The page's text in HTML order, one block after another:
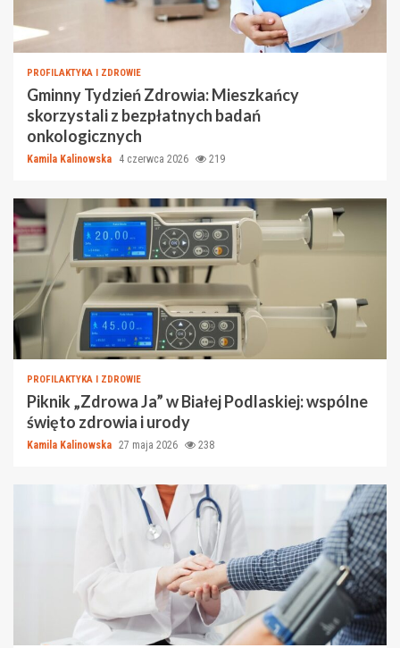
PROFILAKTYKA I ZDROWIE
Gminny Tydzień Zdrowia: Mieszkańcy
skorzystali z bezpłatnych badań
onkologicznych
Kamila Kalinowska 4 czerwca 2026 219
PROFILAKTYKA I ZDROWIE
Piknik „Zdrowa Ja” w Białej Podlaskiej: wspólne
święto zdrowia i urody
Kamila Kalinowska 27 maja 2026 238